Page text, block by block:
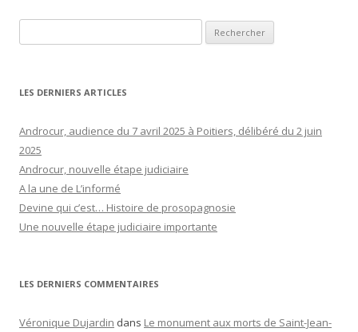
LES DERNIERS ARTICLES
Androcur, audience du 7 avril 2025 à Poitiers, délibéré du 2 juin
2025
Androcur, nouvelle étape judiciaire
A la une de L’informé
Devine qui c’est… Histoire de prosopagnosie
Une nouvelle étape judiciaire importante
LES DERNIERS COMMENTAIRES
Véronique Dujardin dans Le monument aux morts de Saint-Jean-